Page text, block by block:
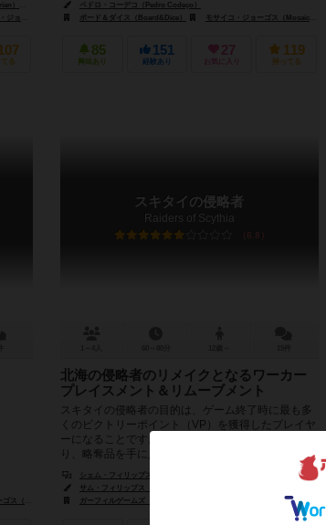
）
クラーク・ミラー（Clark Miller）
クリスチャン・ストレイン（Christian Strain）
Jogos）
てる
ペドロ・コーデコ（Pedro Codeço）
ボード＆ダイス（Board&Dice）
モサイコ・ジョーゴス（Mosaico Jogos）
85
興味あり
151
経験あり
27
お気に入り
119
持ってる
Jogos）
スキタイの侵略者
Raiders of Scythia
6.8
北海の侵略者のリメイクとなるワーカー
プレイスメント＆リムーブメント
スキタイの侵略者の目的は、ゲーム終了時に最も多
くのビクトリーポイント（VP）を獲得したプレイヤ
ーになることです。そのためには、集落を襲撃した
り、略奪品を手に入れたり、クエスト...
シェム・フィリップス（Shem Phillips）
サム・フィリップス（Sam Phillips）
ガーフィルゲームズ（Garphill Games）
モサイコ・ジョーゴス（Mosaico Jogos）